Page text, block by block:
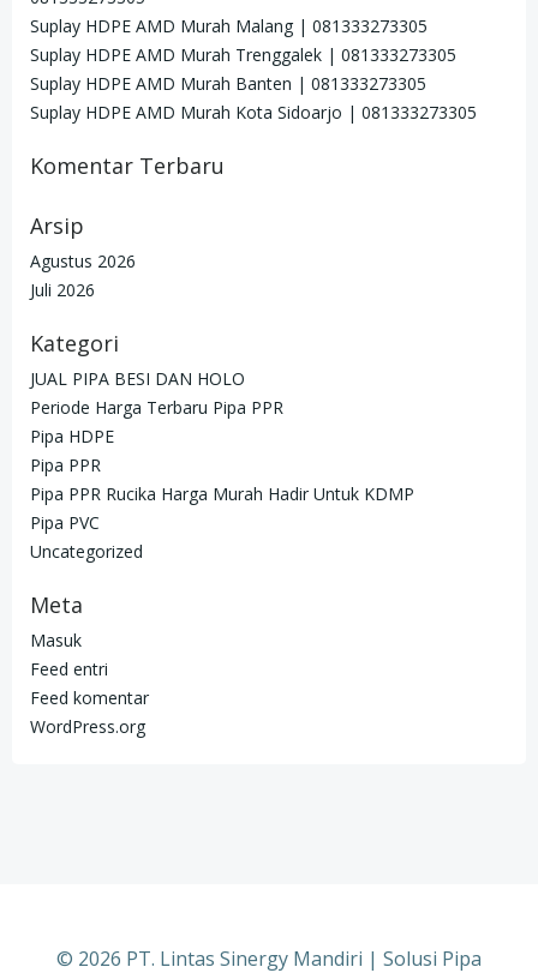
Suplay HDPE AMD Murah Malang | 081333273305
Suplay HDPE AMD Murah Trenggalek | 081333273305
Suplay HDPE AMD Murah Banten | 081333273305
Suplay HDPE AMD Murah Kota Sidoarjo | 081333273305
Komentar Terbaru
Arsip
Agustus 2026
Juli 2026
Kategori
JUAL PIPA BESI DAN HOLO
Periode Harga Terbaru Pipa PPR
Pipa HDPE
Pipa PPR
Pipa PPR Rucika Harga Murah Hadir Untuk KDMP
Pipa PVC
Uncategorized
Meta
Masuk
Feed entri
Feed komentar
WordPress.org
© 2026 PT. Lintas Sinergy Mandiri | Solusi Pipa